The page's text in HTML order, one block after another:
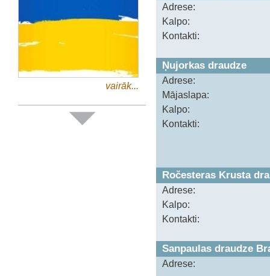
vairāk...
Adrese:
Kalpo:
Kontakti:
Ņujorkas draudze
Adrese:
Mājaslapa:
Kalpo:
Kontakti:
Ročesteras Krusta
Adrese:
Kalpo:
Kontakti:
Sanpaulas draudze
Adrese: